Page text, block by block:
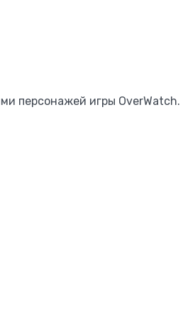
персонажей игры OverWatch.